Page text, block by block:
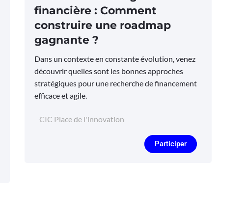
financière : Comment
construire une roadmap
gagnante ?
Dans un contexte en constante évolution, venez
découvrir quelles sont les bonnes approches
stratégiques pour une recherche de financement
efficace et agile.
CIC Place de l'innovation
Participer